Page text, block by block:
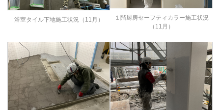
浴室タイル下地施工状況（11月）
１階厨房セーフティカラー施工状況
（11月）